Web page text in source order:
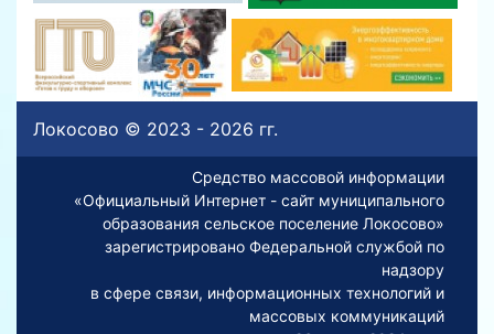
Локосово © 2023 - 2026 гг.
Средство массовой информации
«Официальный Интернет - сайт муниципального
образования сельское поселение Локосово»
зарегистрировано Федеральной службой по
надзору
в сфере связи, информационных технологий и
массовых коммуникаций